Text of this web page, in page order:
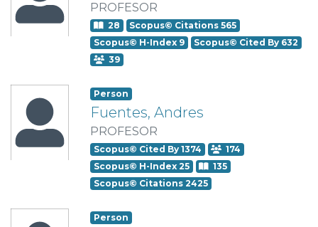
PROFESOR
28
Scopus© Citations 565
Scopus© H-Index 9
Scopus© Cited By 632
39
Person
Fuentes, Andres
PROFESOR
Scopus© Cited By 1374
174
Scopus© H-Index 25
135
Scopus© Citations 2425
Person